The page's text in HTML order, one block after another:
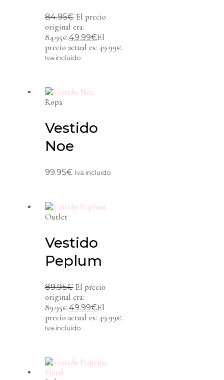
84.95€ El precio
original era:
84.95€.49.99€El
precio actual es: 49.99€.
Iva incluido
Ropa
Vestido
Noe
99.95€ Iva incluido
Outlet
Vestido
Peplum
89.95€ El precio
original era:
89.95€.49.99€El
precio actual es: 49.99€.
Iva incluido